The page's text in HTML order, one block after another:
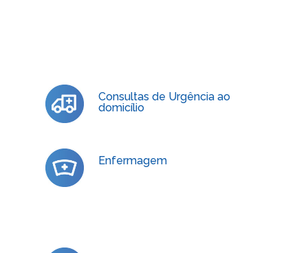
Consultas de Urgência ao
domicílio
Enfermagem